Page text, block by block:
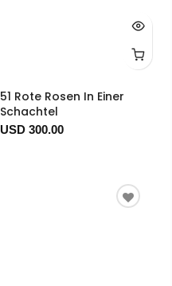
51 Rote Rosen In Einer
Schachtel
USD 300.00